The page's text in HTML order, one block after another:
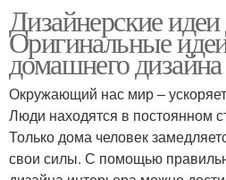
Дизайнерские
Оригинальные
домашнего дизайна
Окружающий нас мир –
Люди находятся в постоянном
Только дома человек
свои силы. С помощью